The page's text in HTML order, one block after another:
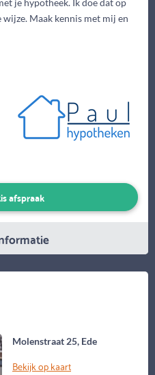
je hypotheek. Ik doe dat op
Maak kennis met mij en
afspraak
Molenstraat 25, Ede
Bekijk op kaart